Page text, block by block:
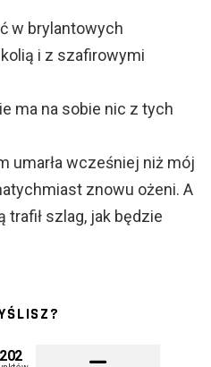
w brylantowych
i z szafirowymi
ma na sobie nic z tych
umarła wcześniej niż mój
znowu ożeni. A
trafił szlag, jak będzie
202